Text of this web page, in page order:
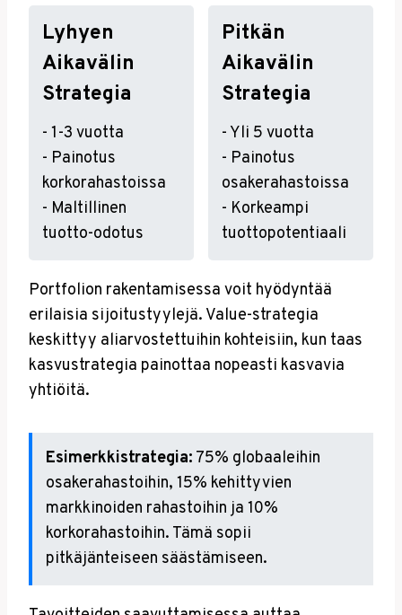
Lyhyen
Aikavälin
Strategia
- 1-3 vuotta
- Painotus
korkorahastoissa
- Maltillinen
tuotto-odotus
Pitkän
Aikavälin
Strategia
- Yli 5 vuotta
- Painotus
osakerahastoissa
- Korkeampi
tuottopotentiaali
Portfolion rakentamisessa voit hyödyntää
erilaisia sijoitustyylejä. Value-strategia
keskittyy aliarvostettuihin kohteisiin, kun taas
kasvustrategia painottaa nopeasti kasvavia
yhtiöitä.
Esimerkkistrategia: 75% globaaleihin
osakerahastoihin, 15% kehittyvien
markkinoiden rahastoihin ja 10%
korkorahastoihin. Tämä sopii
pitkäjänteiseen säästämiseen.